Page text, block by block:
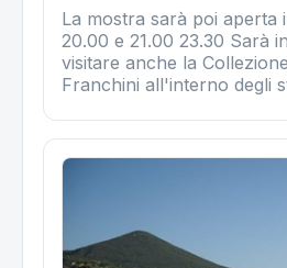
La mostra sarà poi aperta
20.00 e 21.00 23.30 Sarà
visitare anche la
Franchini all'interno degli